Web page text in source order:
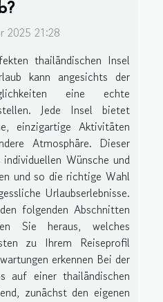
2025 21:28
thailändischen Insel
kann angesichts der
eine echte
Jede Insel bietet
einzigartige Aktivitäten
Atmosphäre. Dieser
Wünsche und
und so die richtige Wahl
Urlaubserlebnisse.
folgenden Abschnitten
Sie heraus, welches
zu Ihrem Reiseprofil
erkennen Bei der
auf einer thailändischen
zunächst den eigenen